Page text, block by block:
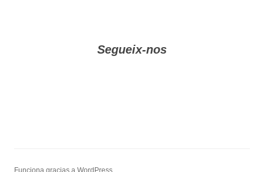
Segueix-nos
Funciona gracias a WordPress